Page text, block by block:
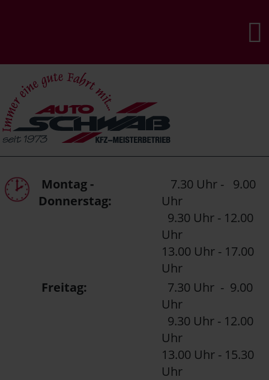
Montag -
Donnerstag:
7.30 Uhr - 9.00
Uhr
9.30 Uhr - 12.00
Uhr
13.00 Uhr - 17.00
Uhr
Freitag:
7.30 Uhr - 9.00
Uhr
9.30 Uhr - 12.00
Uhr
13.00 Uhr - 15.30
Uhr